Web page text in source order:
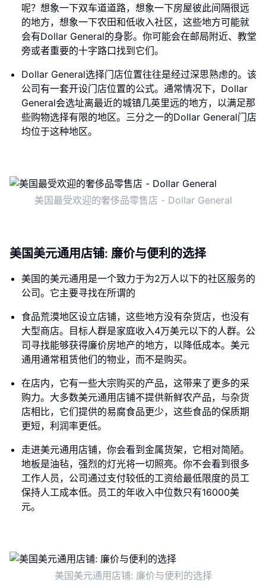
呢？想象一下双车道道路，想象一下房屋彼此间隔很远
的地方，想象一下农田和低收入社区，这些地方可能就
会有Dollar General的身影。你可能会在邮局附近、教堂
旁或者重要的十字路口找到它们。
Dollar General选择门店位置往往是经过深思熟虑的。该
公司有一套开设门店位置的公式。通常情况下，Dollar
General会选址离最近的城镇几英里远的地方，以满足那
些购物选择有限的地区。三分之一的Dollar General门店
均位于这种地区。
美国最受欢迎的奢侈品零售店 - Dollar General
美国美元通用店铺: 廉价与便利的选择
美国的美元通用是一个致力于为2万人以下的社区服务的
公司。它主要寻找在所谓的
食品荒漠地区设立店铺，这些地方没有杂货店，也没有
大型商店。目标人群是家庭收入4万美元以下的人群。公
司寻找能够获得廉价房地产的地方，以降低成本。美元
通用通常租赁他们的物业，而不是购买。
在店内，它有一些大宗购买的产品，这带来了更多的采
购力。大多数美元通用店铺不提供新鲜农产品，与杂货
店相比，它们提供的易腐食品更少，这些食品的保质期
更短，利润率更低。
走进美元通用店铺，你会看到金属货架，它相对简陋。
地板是油毡，强烈的灯光将一切照亮。你不会看到很多
工作人员，公司通过支付较低的工资给最低限度的员工
保持人工成本低。员工的年收入中位数只有16000美
元。
美国美元通用店铺: 廉价与便利的选择